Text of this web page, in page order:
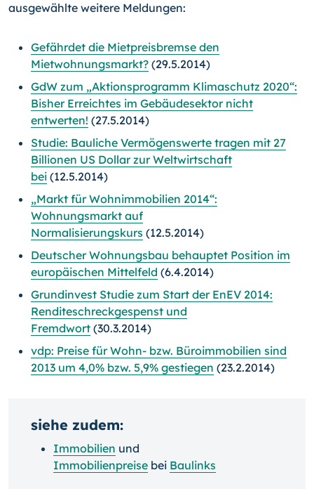
ausgewählte weitere Meldungen:
Gefährdet die Mietpreisbremse den
Mietwohnungsmarkt? (29.5.2014)
GdW zum „Aktionsprogramm Klimaschutz 2020“:
Bisher Erreichtes im Gebäudesektor nicht
entwerten! (27.5.2014)
Studie: Bauliche Vermögenswerte tragen mit 27
Billionen US Dollar zur Weltwirtschaft
bei (12.5.2014)
„Markt für Wohnimmobilien 2014“:
Wohnungsmarkt auf
Normalisierungskurs (12.5.2014)
Deutscher Wohnungsbau behauptet Position im
europäischen Mittelfeld (6.4.2014)
Grundinvest Studie zum Start der EnEV 2014:
Renditeschreckgespenst und
Fremdwort (30.3.2014)
vdp: Preise für Wohn- bzw. Büroimmobilien sind
2013 um 4,0% bzw. 5,9% gestiegen (23.2.2014)
siehe zudem:
Immobilien und
Immobilienpreise bei Baulinks